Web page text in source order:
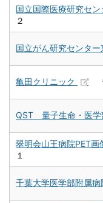
国立国際医療研究セ
２
国立がん研究センター
亀田クリニック
QST 量子生命・医学
翠明会山王病院PET画
１
千葉大学医学部附属病